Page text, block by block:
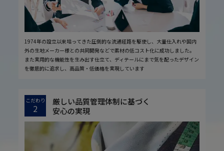
1974年の設立以来培ってきた圧倒的な流通経路を駆使し、大量仕入れや国内
外の生地メーカー様との共同開発などで素材の低コスト化に成功しました。
また実用的な機能性を生み出す仕立て、ディテールにまで気を配ったデザイン
を徹底的に追求し、高品質・低価格を実現しています
こだわり
2
厳しい品質管理体制に基づく
安心の実現